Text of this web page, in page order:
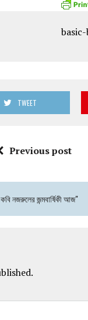
TWEET
Previous post
নজরুলের জন্মবার্ষিকী আজ"